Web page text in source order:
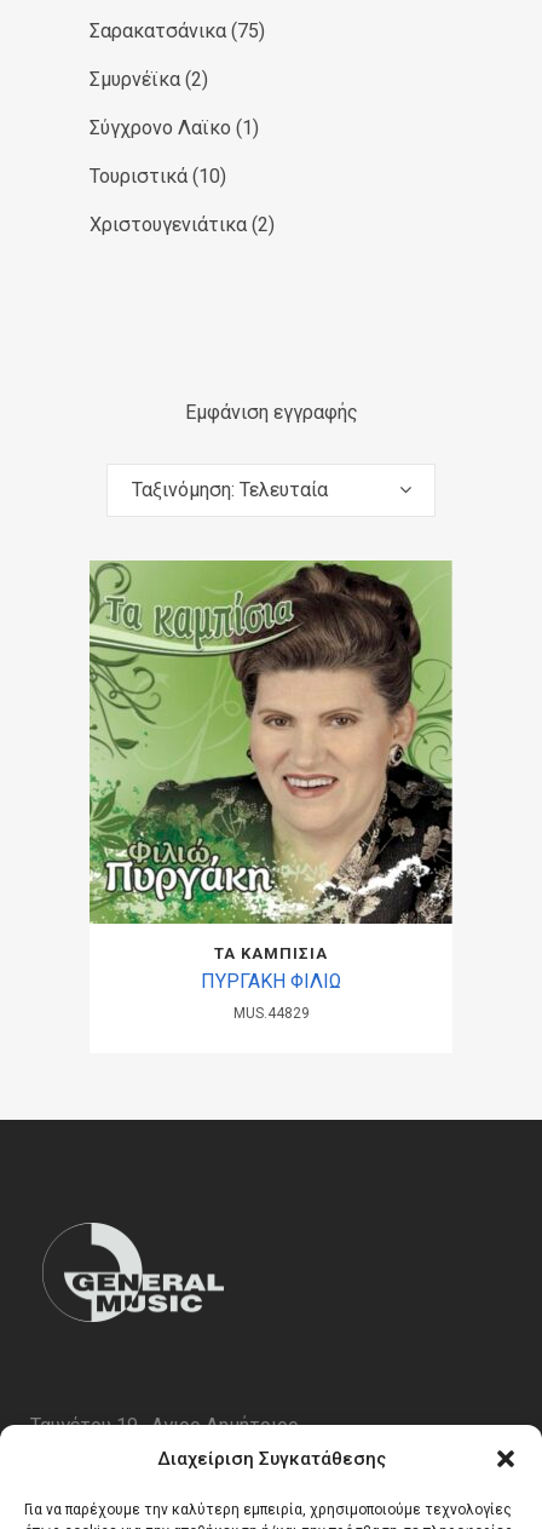
Διαχείριση Συγκατάθεσης
Για να παρέχουμε την καλύτερη εμπειρία, χρησιμοποιούμε τεχνολογίες
Σαρακατσάνικα (75)
Σμυρνέϊκα (2)
Σύγχρονο Λαϊκο (1)
Τουριστικά (10)
Χριστουγενιάτικα (2)
Εμφάνιση εγγραφής
Ταξινόμηση: Τελευταία
ΤΑ ΚΑΜΠΙΣΙΑ
ΠΥΡΓΑΚΗ ΦΙΛΙΩ
MUS.44829
Ταυγέτου 19 , Αγιος Δημήτριος
email:info@generalmusic.gr